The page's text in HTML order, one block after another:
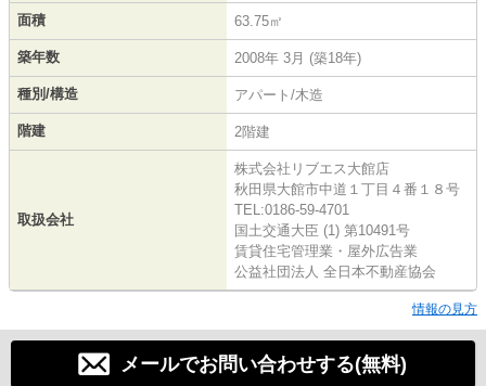
面積 63.75㎡
築年数 2008年 3月 (築18年)
種別/構造 アパート/木造
階建 2階建
取扱会社
株式会社リブエス大館店
秋田県大館市中道１丁目４番１８号
TEL:0186-59-4701
国土交通大臣 (1) 第10491号
賃貸住宅管理業・屋外広告業
公益社団法人 全日本不動産協会
情報の見方
メールでお問い合わせする(無料)